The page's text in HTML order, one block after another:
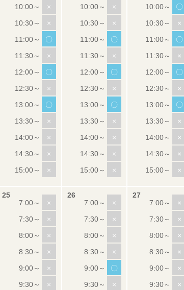
×
×
〇
×
〇
×
〇
×
×
×
×
×
×
〇
×
〇
×
〇
×
×
×
×
〇
×
〇
×
〇
×
〇
×
×
×
×
×
×
×
×
×
×
×
×
×
×
〇
×
×
×
×
×
×
×